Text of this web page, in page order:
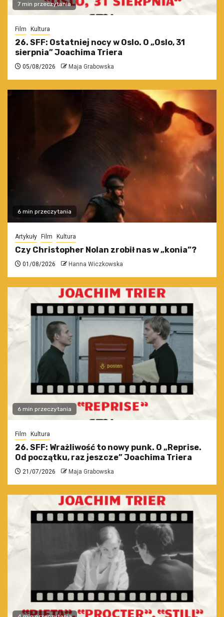
7 min przeczytania
Film Kultura
26. SFF: Ostatniej nocy w Oslo. O „Oslo, 31
sierpnia” Joachima Triera
05/08/2026 Maja Grabowska
6 min przeczytania
Artykuły Film Kultura
Czy Christopher Nolan zrobił nas w „konia”?
01/08/2026 Hanna Wiczkowska
6 min przeczytania
Film Kultura
26. SFF: Wrażliwość to nowy punk. O „Reprise.
Od początku, raz jeszcze” Joachima Triera
21/07/2026 Maja Grabowska